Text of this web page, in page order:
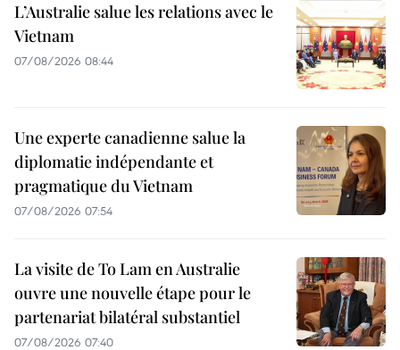
L’Australie salue les relations avec le
Vietnam
07/08/2026 08:44
Une experte canadienne salue la
diplomatie indépendante et
pragmatique du Vietnam
07/08/2026 07:54
La visite de To Lam en Australie
ouvre une nouvelle étape pour le
partenariat bilatéral substantiel
07/08/2026 07:40